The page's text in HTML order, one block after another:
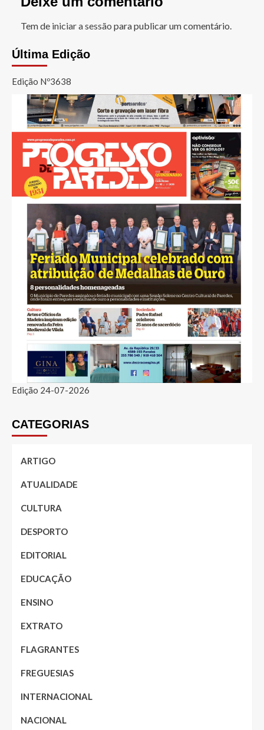
Tem de iniciar a sessão para publicar um comentário.
Última Edição
Edição Nº3638
Edição 24-07-2026
CATEGORIAS
ARTIGO
ATUALIDADE
CULTURA
DESPORTO
EDITORIAL
EDUCAÇÃO
ENSINO
EXTRATO
FLAGRANTES
FREGUESIAS
INTERNACIONAL
NACIONAL